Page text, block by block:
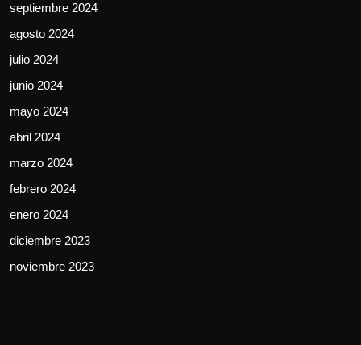
septiembre 2024
agosto 2024
julio 2024
junio 2024
mayo 2024
abril 2024
marzo 2024
febrero 2024
enero 2024
diciembre 2023
noviembre 2023